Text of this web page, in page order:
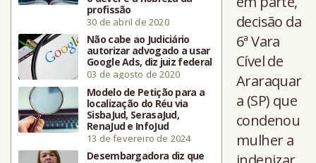
profissão
30 de abril de 2020
Não cabe ao Judiciário
autorizar advogado a usar
Google Ads, diz juiz federal
03 de agosto de 2020
Modelo de Petição para a
localização do Réu via
SisbaJud, SerasaJud,
RenaJud e InfoJud
13 de fevereiro de 2024
Desembargadora diz que
decisão da
6ª Vara
Cível de
Araraquar
a (SP) que
condenou
mulher a